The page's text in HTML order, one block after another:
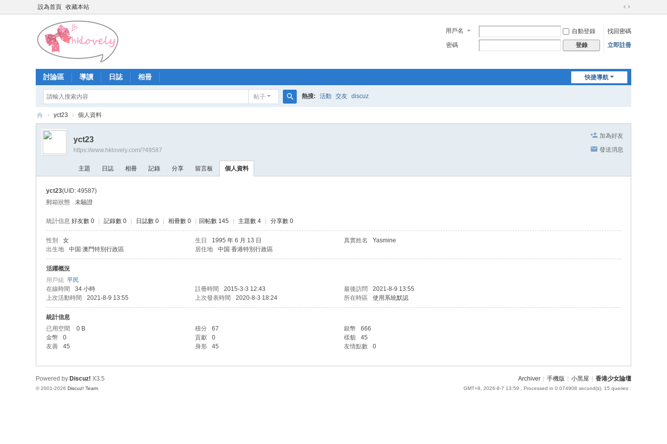
設為首頁 收藏本站
切
到
寬
用戶名 自動登錄
找回密碼
密碼
登錄 立即註冊
快捷導航
討論區 導讀 日誌 相冊
帖子
索
熱搜: 活動 交友 discuz
香
少
› yct23 › 個人資料
加為好友
發送消息
yct23
https://www.hklovely.com/?49587
主題 日誌 相冊 記錄 分享 留言板 個人資料
yct23(UID: 49587)
郵箱狀態
未驗證
統計信息 好友數 0 記錄數 0 日誌數 0 相冊數 0 回帖數 145 主題數 4 分享數 0
性別 女 生日 1995 年 6 月 13 日 真實姓名
Yasmine
出生地
中国 澳門特別行政區 居住地 中国 香港特別行政區
活躍概況
用戶組 平民
在線時間
34 小時 註冊時間 2015-3-3 12:43 最後訪問
2021-8-9 13:55
上次活動時間
2021-8-9 13:55 上次發表時間 2020-8-3 18:24 所在時區 使用系統默認
統計信息
已用空間
0 B 積分 67 銀幣
666
金幣
0 貢獻 0 樣貌
45
友善
45 身形 45 友情點數 0
Archiver 手機版 小黑屋 香港少女論壇
GMT+8, 2026-8-7 13:59 , Processed in 0.074908 second(s), 15 queries .
Powered by Discuz! X3.5
© 2001-2026 Discuz! Team